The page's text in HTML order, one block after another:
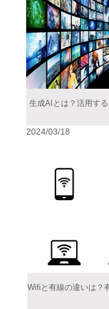
生成AIとは？活用す
2024/03/18
Wifiと有線の違いは？